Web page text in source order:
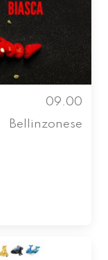
09.00
Bellinzonese